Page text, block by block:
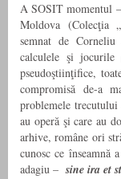
A SOSIT momentul
Moldova (Colecţia
semnat de
calculele şi jocurile
pseudoştiinţifice,
compromisă de-a
problemele
au operă şi care au
arhive, române ori
cunosc ce
adagiu –sine ira et